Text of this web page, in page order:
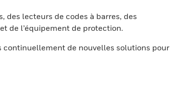
lecteurs de codes à barres, des
de l’équipement de protection.
continuellement de nouvelles solutions pour